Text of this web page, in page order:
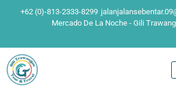
+62 (0)-813-2333-8299
Mercado De La Noche - Gili